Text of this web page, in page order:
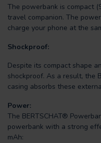
The powerbank is compact
travel companion. The
charge your phone at the
Shockproof:
Despite its compact shape
shockproof. As a result, the
casing absorbs these
Power:
The BERTSCHAT®
powerbank with a strong
mAh: